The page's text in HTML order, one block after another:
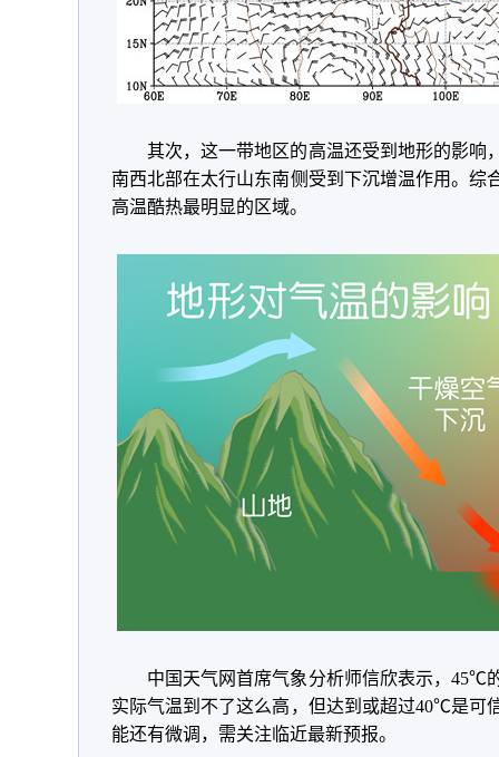
其次，这一带地区的高温还受到地形的影响
南西北部在太行山东南侧受到下沉增温作用。综
高温酷热最明显的区域。
中国天气网首席气象分析师信欣表示，45℃
实际气温到不了这么高，但达到或超过40℃是可
能还有微调，需关注临近最新预报。